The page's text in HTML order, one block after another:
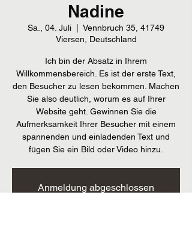
Nadine
Sa., 04. Juli
Vennbruch 35, 41749
Viersen, Deutschland
Ich bin der Absatz in Ihrem
Willkommensbereich. Es ist der erste Text,
den Besucher zu lesen bekommen. Machen
Sie also deutlich, worum es auf Ihrer
Website geht. Gewinnen Sie die
Aufmerksamkeit Ihrer Besucher mit einem
spannenden und einladenden Text und
fügen Sie ein Bild oder Video hinzu.
Anmeldung abgeschlossen